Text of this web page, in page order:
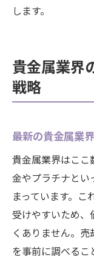
します。
貴金属業界
戦略
最新の貴金属業
貴金属業界はここ
金やプラチナとい
まっています。
受けやすいため
くありません。
を事前に調べるこ